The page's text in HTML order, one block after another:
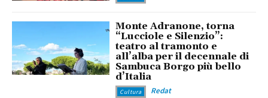
Monte Adranone, torna
“Lucciole e Silenzio”:
teatro al tramonto e
all’alba per il decennale di
Sambuca Borgo più bello
d’Italia
Cultura Redat